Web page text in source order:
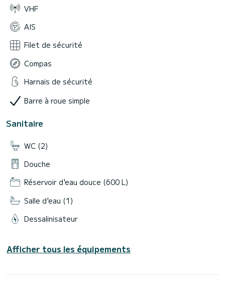
VHF
AIS
Filet de sécurité
Compas
Harnais de sécurité
Barre à roue simple
Sanitaire
WC (2)
Douche
Réservoir d'eau douce (600 L)
Salle d'eau (1)
Dessalinisateur
Afficher tous les équipements